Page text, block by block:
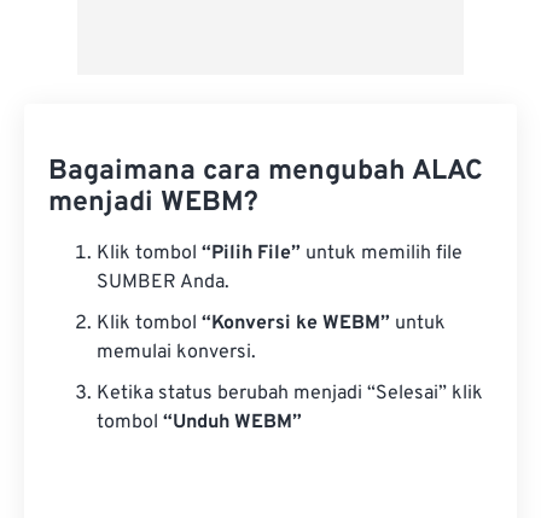
Bagaimana cara mengubah ALAC
menjadi WEBM?
Klik tombol “Pilih File” untuk memilih file
SUMBER Anda.
Klik tombol “Konversi ke WEBM” untuk
memulai konversi.
Ketika status berubah menjadi “Selesai” klik
tombol “Unduh WEBM”